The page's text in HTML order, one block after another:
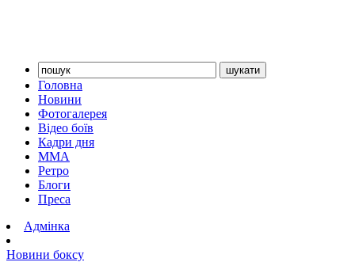
Головна
Новини
Фотогалерея
Відео боїв
Кадри дня
ММА
Ретро
Блоги
Преса
Адмінка
Новини боксу